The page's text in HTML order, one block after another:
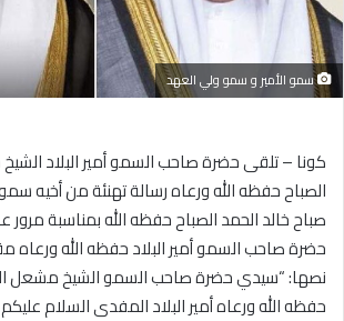
سمو الأمير و سمو ولي العهد
كونا – تلقى حضرة صاحب السمو أمير البلاد
الصباح حفظه الله ورعاه رسالة تهنئة من أخيه
صباح خالد الحمد الصباح حفظه الله بمناسبة
حضرة صاحب السمو أمير البلاد حفظه الله ورعاه
نصها: “سيدي حضرة صاحب السمو الشيخ مشعل
حفظه الله ورعاه أمير البلاد المفدى السلام